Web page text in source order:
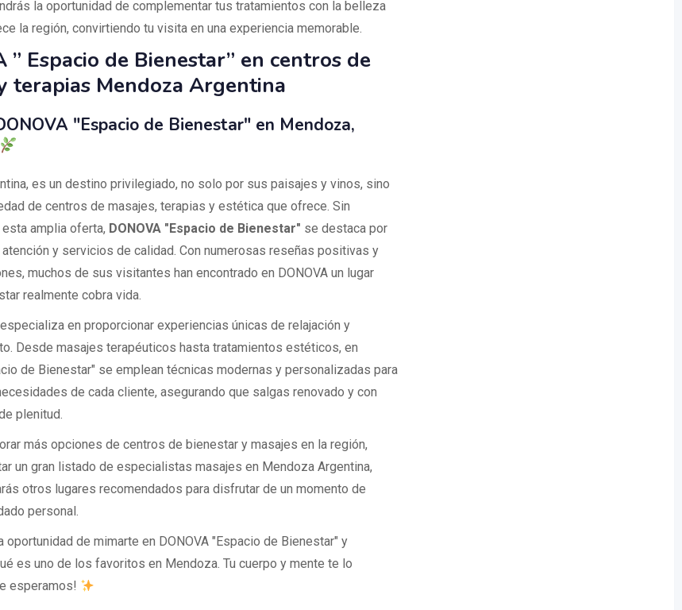
la oportunidad de complementar tus tratamientos con la belleza
la región, convirtiendo tu visita en una experiencia memorable.
” Espacio de Bienestar” en centros de
terapias Mendoza Argentina
"Espacio de Bienestar" en Mendoza,
es un destino privilegiado, no solo por sus paisajes y vinos, sino
de centros de masajes, terapias y estética que ofrece. Sin
amplia oferta, DONOVA "Espacio de Bienestar" se destaca por
y servicios de calidad. Con numerosas reseñas positivas y
muchos de sus visitantes han encontrado en DONOVA un lugar
realmente cobra vida.
en proporcionar experiencias únicas de relajación y
Desde masajes terapéuticos hasta tratamientos estéticos, en
de Bienestar" se emplean técnicas modernas y personalizadas para
de cada cliente, asegurando que salgas renovado y con
plenitud.
más opciones de centros de bienestar y masajes en la región,
un gran listado de especialistas masajes en Mendoza Argentina,
otros lugares recomendados para disfrutar de un momento de
personal.
oportunidad de mimarte en DONOVA "Espacio de Bienestar" y
es uno de los favoritos en Mendoza. Tu cuerpo y mente te lo
esperamos!